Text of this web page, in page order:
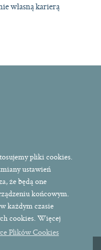
pliki cookies.
ustawień
że będą one
końcowym.
każdym czasie
cookies. Więcej
Plików Cookies
własną karierą